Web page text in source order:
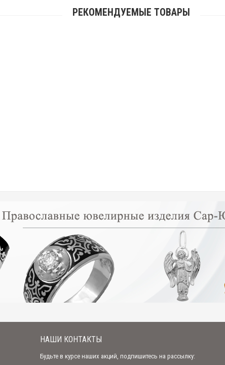
РЕКОМЕНДУЕМЫЕ ТОВАРЫ
НАШИ КОНТАКТЫ
Будьте в курсе наших акций, подпишитесь на рассылку: